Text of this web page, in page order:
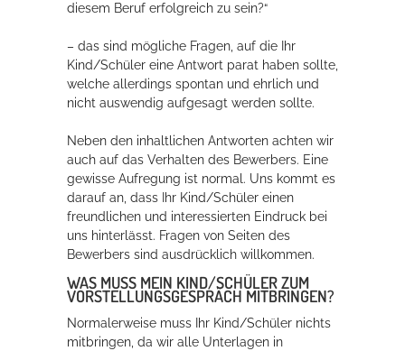
diesem Beruf erfolgreich zu sein?“
– das sind mögliche Fragen, auf die Ihr
Kind/Schüler eine Antwort parat haben sollte,
welche allerdings spontan und ehrlich und
nicht auswendig aufgesagt werden sollte.
Neben den inhaltlichen Antworten achten wir
auch auf das Verhalten des Bewerbers. Eine
gewisse Aufregung ist normal. Uns kommt es
darauf an, dass Ihr Kind/Schüler einen
freundlichen und interessierten Eindruck bei
uns hinterlässt. Fragen von Seiten des
Bewerbers sind ausdrücklich willkommen.
WAS MUSS MEIN KIND/SCHÜLER ZUM
VORSTELLUNGSGESPRÄCH MITBRINGEN?
Normalerweise muss Ihr Kind/Schüler nichts
mitbringen, da wir alle Unterlagen in